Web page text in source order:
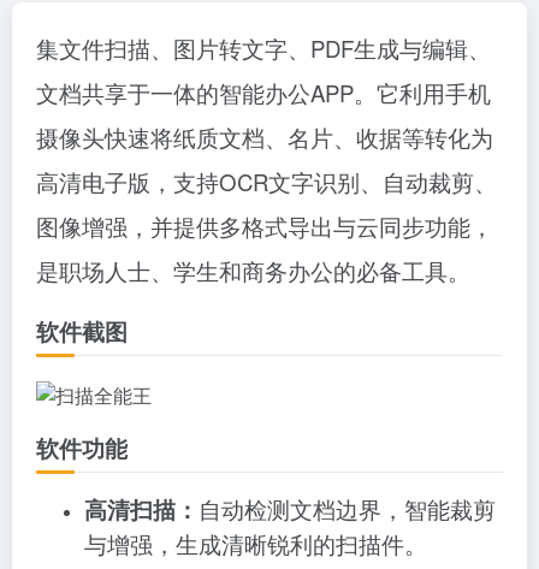
集文件扫描、图片转文字、PDF生成与编辑、
文档共享于一体的智能办公APP。它利用手机
摄像头快速将纸质文档、名片、收据等转化为
高清电子版，支持OCR文字识别、自动裁剪、
图像增强，并提供多格式导出与云同步功能，
是职场人士、学生和商务办公的必备工具。
软件截图
软件功能
高清扫描： 自动检测文档边界，智能裁剪
与增强，生成清晰锐利的扫描件。